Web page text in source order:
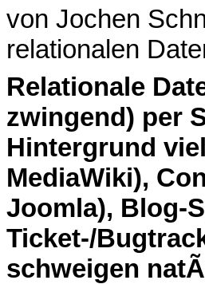
von Jochen
relationalen
Relationale
zwingend) per
Hintergrund
MediaWiki),
Joomla), Blog-
Ticket-/
schweigen